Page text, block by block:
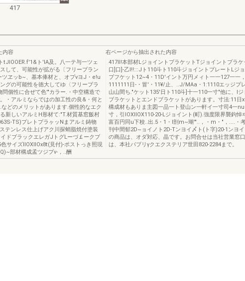
417
内容
tJIOOER.f'1&ト'IA及。八一テ与一ツェ
して、可能性が拡がる〔フリープラン
ツヱッb~、基本俸材と、オプνヨJ・e!u
グの可能性を徳大してゆ〈フリープラ
問個性に合ぜて色'"カラー.・中空構造で
・アルミならではの加工性の良&・何と
どのメリットがあります.個性的なエク
新しいアルミH形材て:"T.材質基窓飯村
TS)プレトプラヶッNまアルミ鋳物
テンレス仕上げアク川探蛸脂焼付塗装
ドブラックエレガJトグLーづ￡ークブ
サイズIIOXIIOx8t(見付)-ポストっき照現
部材構成孟ツジプν-，..酬
右ページから抽出された内容
417lI!本部材LジョイントブラケットTジョイントブラケ
口]口]-乙I!!:::Jト110斗ト110斗ジョイントプレートLジョ
ブフケット12~4・11D'イント万円メィト一一127一一，
1111111日-・冒'・11¥/止、..J/MAa・1:1110エッジプ
山山間ち."ケット135'日ト110斗]十一110一寸"他に、Iジ
ブラケットとエンドブラケットがあります。寸法:11日
構成材もありま主図一品一ト登山ン一軒イ一寸司4一nu
寸，引IOXIIOX110-20-Lジョイント(町).強度限界襲鈎悼
富百円同u下校..出.5・1・l剖m~瑚'"..，・m・"，....・
刊中間郁2D~ョイノト2D-Tンヨイ〆ト(ト字)20-1ンヨイ
の商品は、オダ対応、晶です。お問合せは当社営業窓
は、本社パブリγクエクステリア世田820-2284まで。